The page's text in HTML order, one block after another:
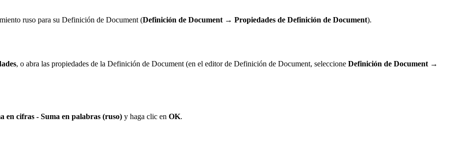
ruso para su Definición de Document (Definición de Document → Propiedades de Definición de Document).
, o abra las propiedades de la Definición de Document (en el editor de Definición de Document, seleccione Definición de Document →
en cifras - Suma en palabras (ruso) y haga clic en OK.